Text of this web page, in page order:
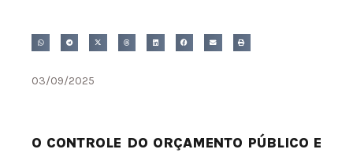
03/09/2025
O CONTROLE DO ORÇAMENTO PÚBLICO E